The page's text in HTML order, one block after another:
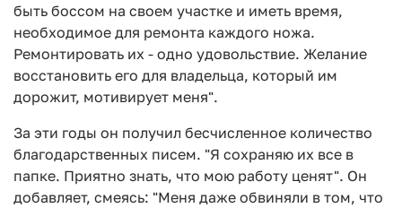
быть боссом на своем участке и иметь время,
необходимое для ремонта каждого ножа.
Ремонтировать их - одно удовольствие. Желание
восстановить его для владельца, который им
дорожит, мотивирует меня".
За эти годы он получил бесчисленное количество
благодарственных писем. "Я сохраняю их все в
папке. Приятно знать, что мою работу ценят". Он
добавляет, смеясь: "Меня даже обвиняли в том, что